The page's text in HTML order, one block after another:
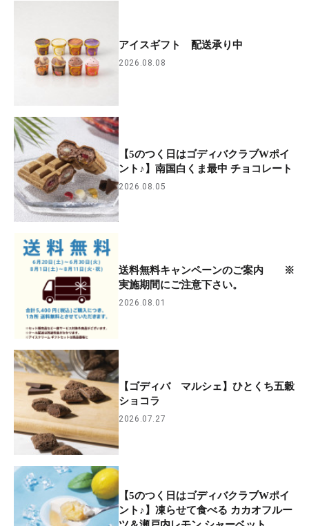
アイスギフト 配送承り中
2026.08.08
【5のつく日はゴディバクラブWポイ
ント♪】南国白くま最中 チョコレート
2026.08.05
送料無料キャンペーンのご案内 ※
実施期間にご注意下さい。
2026.08.01
【ゴディバ マルシェ】ひとくち五穀
ショコラ
2026.07.27
【5のつく日はゴディバクラブWポイ
ント♪】凍らせて食べる カカオフルー